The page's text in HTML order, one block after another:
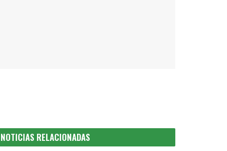
NOTICIAS RELACIONADAS